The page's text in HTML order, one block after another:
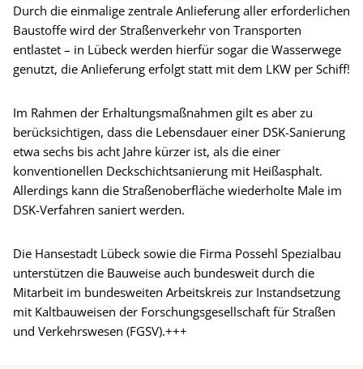
Durch die einmalige zentrale Anlieferung aller erforderlichen
Baustoffe wird der Straßenverkehr von Transporten
entlastet – in Lübeck werden hierfür sogar die Wasserwege
genutzt, die Anlieferung erfolgt statt mit dem LKW per Schiff!
Im Rahmen der Erhaltungsmaßnahmen gilt es aber zu
berücksichtigen, dass die Lebensdauer einer DSK-Sanierung
etwa sechs bis acht Jahre kürzer ist, als die einer
konventionellen Deckschichtsanierung mit Heißasphalt.
Allerdings kann die Straßenoberfläche wiederholte Male im
DSK-Verfahren saniert werden.
Die Hansestadt Lübeck sowie die Firma Possehl Spezialbau
unterstützen die Bauweise auch bundesweit durch die
Mitarbeit im bundesweiten Arbeitskreis zur Instandsetzung
mit Kaltbauweisen der Forschungsgesellschaft für Straßen
und Verkehrswesen (FGSV).+++